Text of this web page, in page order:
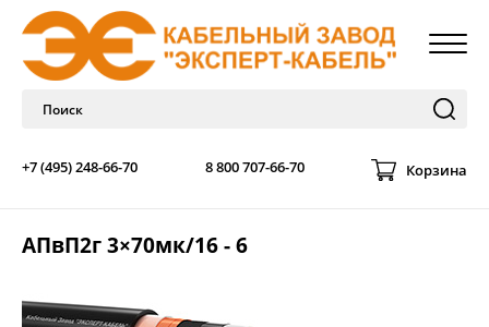
+7 (495) 248-66-70 8 800 707-66-70 Корзина
АПвП2г 3×70мк/16 - 6